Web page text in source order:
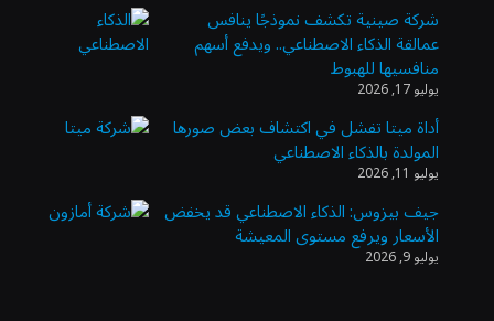
وزير الاستثمار: الموافقة على رخصة مزاولة
الأنشطة المالية عابرة الحدود تطوير للبيئة
الاستثمارية
الذهب يسجل أعلى مستوى في أسبوعين بدعم
من تراجع الدولار
الدولار الأمريكي يتراجع قرب أدنى مستوياته
شركة صينية تكشف نموذجًا ينافس
عمالقة الذكاء الاصطناعي.. ويدفع أسهم
منافسيها للهبوط
يوليو 17, 2026
أداة ميتا تفشل في اكتشاف بعض صورها
المولدة بالذكاء الاصطناعي
يوليو 11, 2026
جيف بيزوس: الذكاء الاصطناعي قد يخفض
الأسعار ويرفع مستوى المعيشة
يوليو 9, 2026